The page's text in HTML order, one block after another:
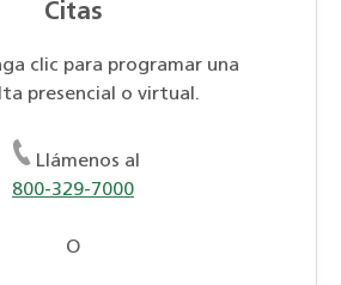
Citas
clic para programar una
presencial o virtual.
Llámenos al
800-329-7000
O